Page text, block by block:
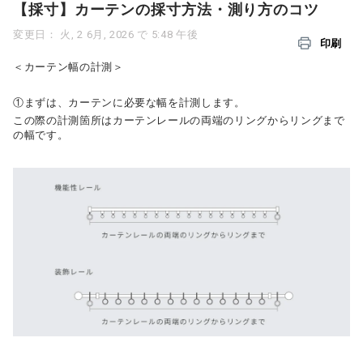
【採寸】カーテンの採寸方法・測り方のコツ
印刷
変更日： 火, 2 6月, 2026 で 5:48 午後
＜カーテン幅の計測＞
①まずは、カーテンに必要な幅を計測します。
この際の計測箇所はカーテンレールの両端のリングからリングまで
の幅です。